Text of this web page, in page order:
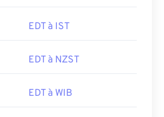
EDT à IST
EDT à NZST
EDT à WIB